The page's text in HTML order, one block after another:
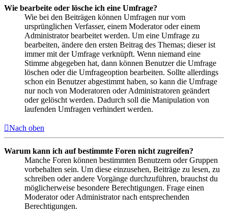
Wie bearbeite oder lösche ich eine Umfrage?
Wie bei den Beiträgen können Umfragen nur vom
ursprünglichen Verfasser, einem Moderator oder einem
Administrator bearbeitet werden. Um eine Umfrage zu
bearbeiten, ändere den ersten Beitrag des Themas; dieser ist
immer mit der Umfrage verknüpft. Wenn niemand eine
Stimme abgegeben hat, dann können Benutzer die Umfrage
löschen oder die Umfrageoption bearbeiten. Sollte allerdings
schon ein Benutzer abgestimmt haben, so kann die Umfrage
nur noch von Moderatoren oder Administratoren geändert
oder gelöscht werden. Dadurch soll die Manipulation von
laufenden Umfragen verhindert werden.
Nach oben
Warum kann ich auf bestimmte Foren nicht zugreifen?
Manche Foren können bestimmten Benutzern oder Gruppen
vorbehalten sein. Um diese einzusehen, Beiträge zu lesen, zu
schreiben oder andere Vorgänge durchzuführen, brauchst du
möglicherweise besondere Berechtigungen. Frage einen
Moderator oder Administrator nach entsprechenden
Berechtigungen.